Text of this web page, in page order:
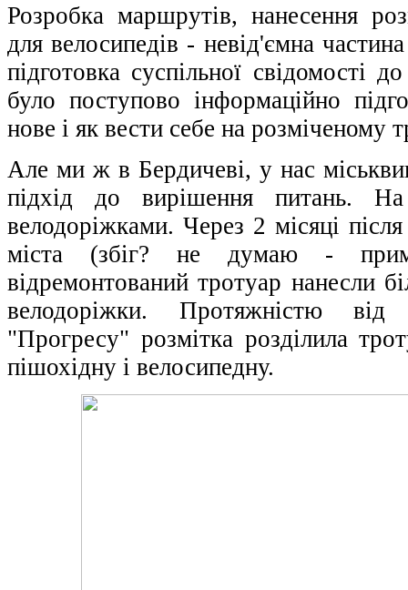
Розробка маршрутів, нанесення
для велосипедів - невід'ємна
підготовка суспільної свідомості
було поступово інформаційно
нове і як вести себе на розміченому
Але ми ж в Бердичеві, у нас
підхід до вирішення питань.
велодоріжками. Через 2 місяці
міста (збіг? не думаю -
відремонтований тротуар нанесли
велодоріжки. Протяжністю
"Прогресу" розмітка розділила
пішохідну і велосипедну.